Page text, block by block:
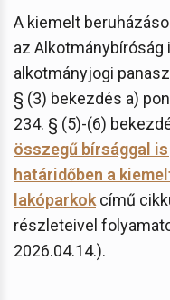
A kiemelt
az
alkotmányjogi
§ (3) bekezdés a)
234. § (5)-(6)
összegű bírsággal
határidőben a
lakóparkok című
részleteivel
2026.04.14.).